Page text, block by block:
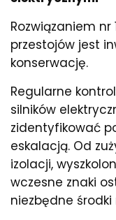
Rozwiązaniem
przestojów jest
konserwację.
Regularne
silników
zidentyfikować
eskalacją. Od
izolacji,
wczesne znaki
niezbędne